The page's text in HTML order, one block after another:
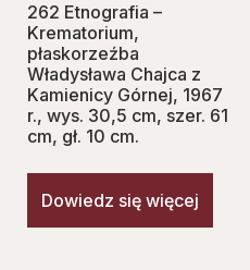
262 Etnografia –
Krematorium,
płaskorzeźba
Władysława Chajca z
Kamienicy Górnej, 1967
r., wys. 30,5 cm, szer. 61
cm, gł. 10 cm.
Dowiedz się więcej